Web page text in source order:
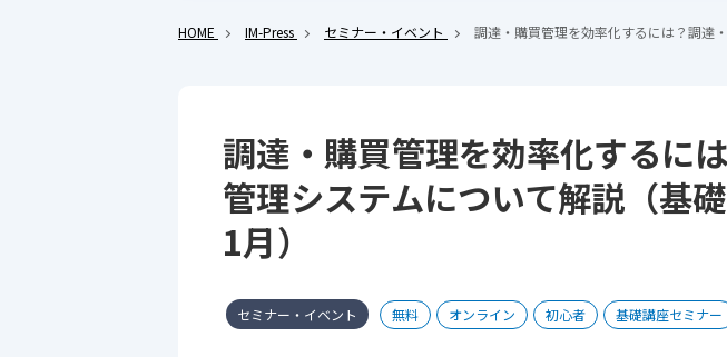
HOME IM-Press セミナー・イベント 調達・購買管理を効率化するには？調達
調達・購買管理を効率化するに
管理システムについて解説（基
1月）
セミナー・イベント
無料 オンライン 初心者 基礎講座セミナー